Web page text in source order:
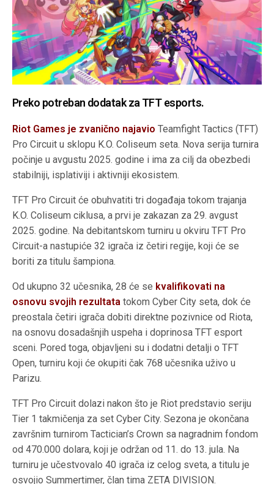
Preko potreban dodatak za TFT esports.
Riot Games je zvanično najavio Teamfight Tactics (TFT)
Pro Circuit u sklopu K.O. Coliseum seta. Nova serija turnira
počinje u avgustu 2025. godine i ima za cilj da obezbedi
stabilniji, isplativiji i aktivniji ekosistem.
TFT Pro Circuit će obuhvatiti tri događaja tokom trajanja
K.O. Coliseum ciklusa, a prvi je zakazan za 29. avgust
2025. godine. Na debitantskom turniru u okviru TFT Pro
Circuit-a nastupiće 32 igrača iz četiri regije, koji će se
boriti za titulu šampiona.
Od ukupno 32 učesnika, 28 će se kvalifikovati na
osnovu svojih rezultata tokom Cyber City seta, dok će
preostala četiri igrača dobiti direktne pozivnice od Riota,
na osnovu dosadašnjih uspeha i doprinosa TFT esport
sceni. Pored toga, objavljeni su i dodatni detalji o TFT
Open, turniru koji će okupiti čak 768 učesnika uživo u
Parizu.
TFT Pro Circuit dolazi nakon što je Riot predstavio seriju
Tier 1 takmičenja za set Cyber City. Sezona je okončana
završnim turnirom Tactician’s Crown sa nagradnim fondom
od 470.000 dolara, koji je održan od 11. do 13. jula. Na
turniru je učestvovalo 40 igrača iz celog sveta, a titulu je
osvojio Summertimer, član tima ZETA DIVISION.